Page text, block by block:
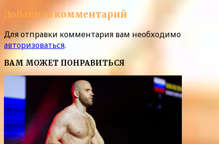
Добавить комментарий
Для отправки комментария вам необходимо
авторизоваться.
ВАМ МОЖЕТ ПОНРАВИТЬСЯ